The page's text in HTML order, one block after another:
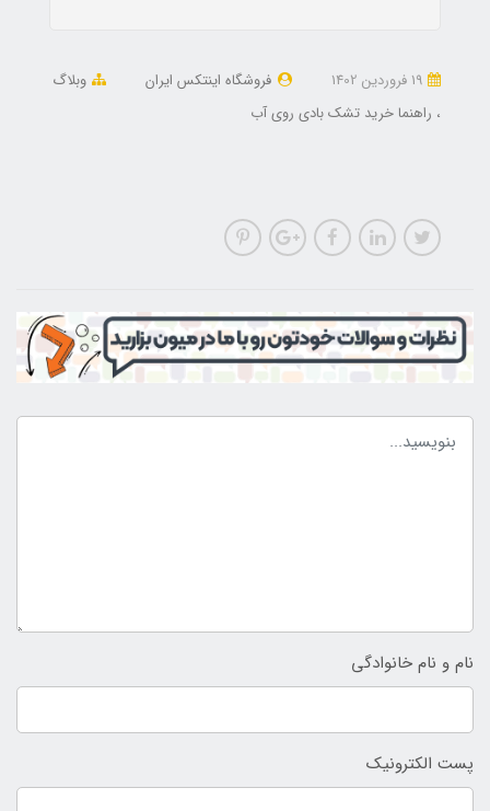
فروشگاه اینتکس ایران
وبلاگ
راهنما خرید تشک بادی روی آب
نام و نام خانوادگی
پست الکترونیک